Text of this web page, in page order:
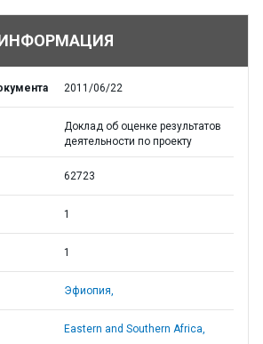
2011/06/22
Доклад об оценке результатов
деятельности по проекту
62723
1
1
Эфиопия,
Eastern and Southern Africa,